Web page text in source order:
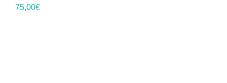
75,00€